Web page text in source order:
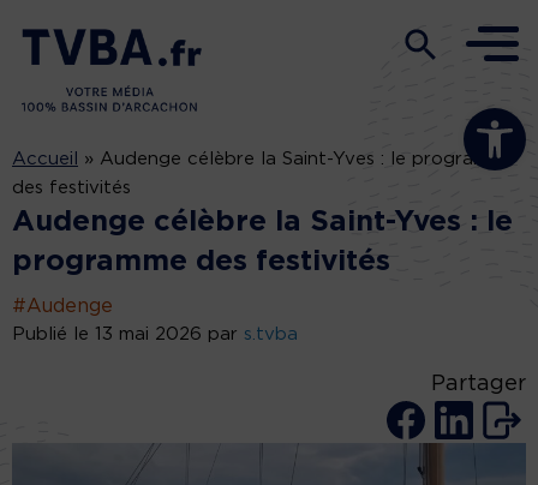
Ouvrir la
Accueil » Audenge célèbre la Saint-Yves : le programme
des festivités
Audenge célèbre la Saint-Yves : le
programme des festivités
#Audenge
Publié le 13 mai 2026 par s.tvba
Partager